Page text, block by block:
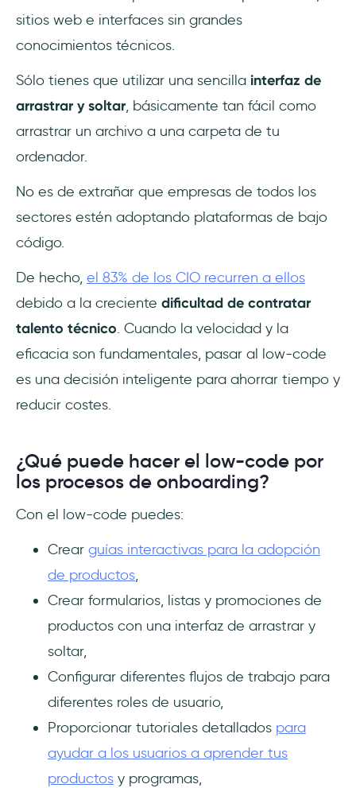
sitios web e interfaces sin grandes
conocimientos técnicos.
Sólo tienes que utilizar una sencilla interfaz de
arrastrar y soltar, básicamente tan fácil como
arrastrar un archivo a una carpeta de tu
ordenador.
No es de extrañar que empresas de todos los
sectores estén adoptando plataformas de bajo
código.
De hecho, el 83% de los CIO recurren a ellos
debido a la creciente dificultad de contratar
talento técnico. Cuando la velocidad y la
eficacia son fundamentales, pasar al low-code
es una decisión inteligente para ahorrar tiempo y
reducir costes.
¿Qué puede hacer el low-code por
los procesos de onboarding?
Con el low-code puedes:
Crear guías interactivas para la adopción
de productos,
Crear formularios, listas y promociones de
productos con una interfaz de arrastrar y
soltar,
Configurar diferentes flujos de trabajo para
diferentes roles de usuario,
Proporcionar tutoriales detallados para
ayudar a los usuarios a aprender tus
productos y programas,